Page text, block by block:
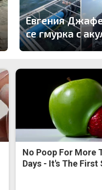
Евгения
се гмурка с
No Poop For More
Days - It's The First